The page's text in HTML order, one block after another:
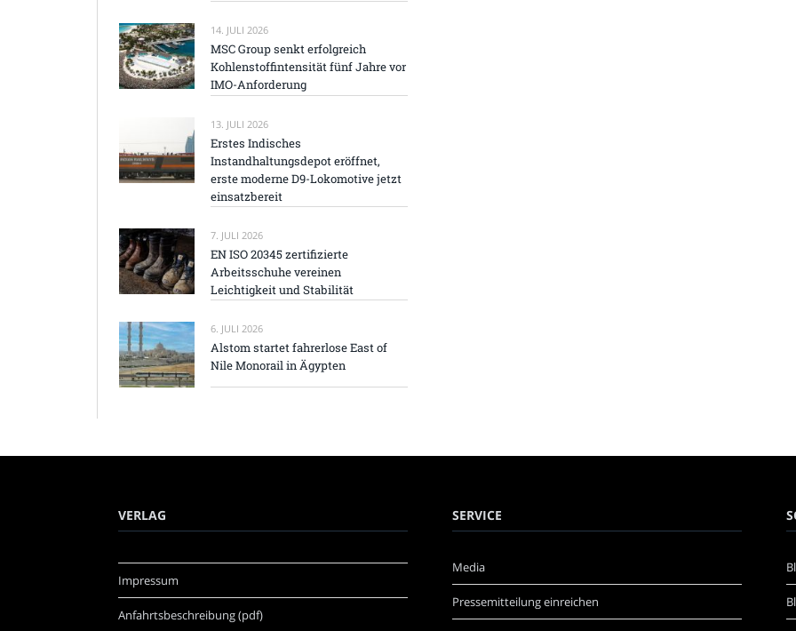
14. JULI 2026
MSC Group senkt erfolgreich
Kohlenstoffintensität fünf Jahre vor
IMO-Anforderung
13. JULI 2026
Erstes Indisches
Instandhaltungsdepot eröffnet,
erste moderne D9-Lokomotive jetzt
einsatzbereit
7. JULI 2026
EN ISO 20345 zertifizierte
Arbeitsschuhe vereinen
Leichtigkeit und Stabilität
6. JULI 2026
Alstom startet fahrerlose East of
Nile Monorail in Ägypten
VERLAG
Impressum
Anfahrtsbeschreibung (pdf)
SERVICE
Media
Pressemitteilung einreichen